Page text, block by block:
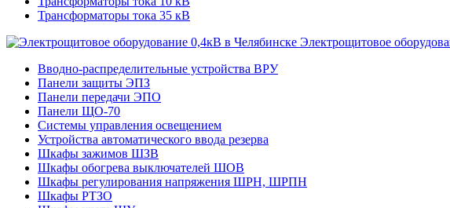
Трансформаторы тока 35 кВ
Электрощитовое
Вводно-распределительные устройства ВРУ
Панели защиты ЭПЗ
Панели передачи ЭПО
Панели ЩО-70
Системы управления освещением
Устройства автоматического ввода резерва
Шкафы зажимов ШЗВ
Шкафы обогрева выключателей ШОВ
Шкафы регулирования напряжения ШРН, ШРПН
Шкафы РТЗО